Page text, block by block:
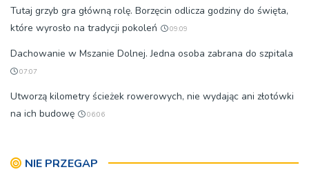
Tutaj grzyb gra główną rolę. Borzęcin odlicza godziny do święta,
które wyrosło na tradycji pokoleń
09:09
Dachowanie w Mszanie Dolnej. Jedna osoba zabrana do szpitala
07:07
Utworzą kilometry ścieżek rowerowych, nie wydając ani złotówki
na ich budowę
06:06
NIE PRZEGAP